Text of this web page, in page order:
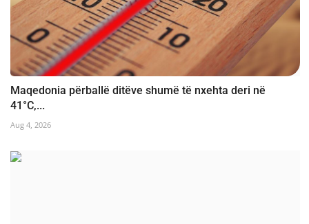
Maqedonia përballë ditëve shumë të nxehta deri në
41°C,...
Aug 4, 2026